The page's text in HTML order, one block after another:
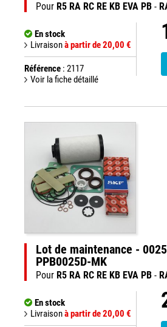
Pour R5 RA RC RE KB EVA PB -
En stock
Livraisonà partir de 20,00 €
Référence : 2117
Voir la fiche détaillé
Lot de maintenance -
PPB0025D-MK
Pour R5 RA RC RE KB EVA PB -
En stock
Livraisonà partir de 20,00 €